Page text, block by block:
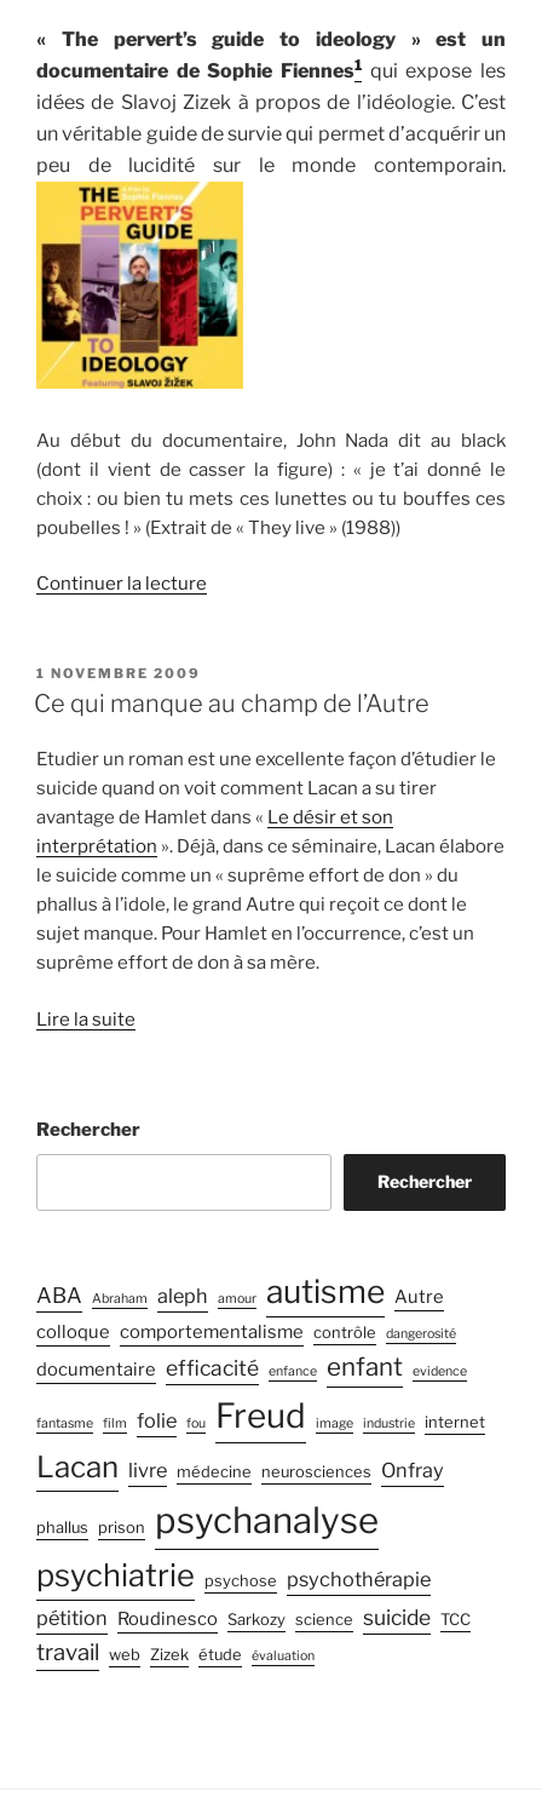
« The pervert’s guide to ideology » est un
documentaire de Sophie Fiennes1 qui expose les
idées de Slavoj Zizek à propos de l’idéologie. C’est
un véritable guide de survie qui permet d’acquérir un
peu de lucidité sur le monde contemporain.
Au début du documentaire, John Nada dit au black
(dont il vient de casser la figure) : « je t’ai donné le
choix : ou bien tu mets ces lunettes ou tu bouffes ces
poubelles ! » (Extrait de « They live » (1988))
Continuer la lecture
survie
l’idéologie
par
Slavoj
Zizek »
PUBLIÉ
LE
1 NOVEMBRE 2009
Ce qui manque au champ de l’Autre
Etudier un roman est une excellente façon d’étudier le
suicide quand on voit comment Lacan a su tirer
avantage de Hamlet dans « Le désir et son
interprétation ». Déjà, dans ce séminaire, Lacan élabore
le suicide comme un « suprême effort de don » du
phallus à l’idole, le grand Autre qui reçoit ce dont le
sujet manque. Pour Hamlet en l’occurrence, c’est un
suprême effort de don à sa mère.
Lire la suite
Rechercher
Rechercher
ABA Abraham aleph amour autisme Autre
colloque comportementalisme contrôle dangerosité
documentaire efficacité enfance enfant evidence
fantasme film folie fou Freud image industrie internet
Lacan livre médecine neurosciences Onfray
phallus prison psychanalyse
psychiatrie psychose
psychothérapie
pétition Roudinesco Sarkozy science suicide TCC
travail web Zizek étude évaluation